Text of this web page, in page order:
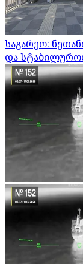
საგარეო:
და